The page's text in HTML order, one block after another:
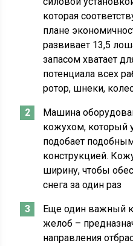
которая
плане
развивает 13,5
запасом хватает
потенциала всех
ротор, шнеки,
Машина
кожухом, который
подобает
конструкцией.
ширину, чтобы
снега за один раз
Еще один важный
желоб –
направления